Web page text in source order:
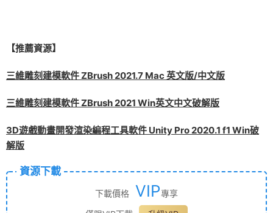
【推薦資源】
三維雕刻建模軟件 ZBrush 2021.7 Mac 英文版/中文版
三維雕刻建模軟件 ZBrush 2021 Win英文中文破解版
3D遊戲動畫開發渲染編程工具軟件 Unity Pro 2020.1 f1 Win破
解版
資源下載
下載價格 VIP專享